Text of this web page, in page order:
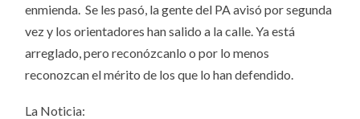
enmienda. Se les pasó, la gente del PA avisó por segunda
vez y los orientadores han salido a la calle. Ya está
arreglado, pero reconózcanlo o por lo menos
reconozcan el mérito de los que lo han defendido.
La Noticia: